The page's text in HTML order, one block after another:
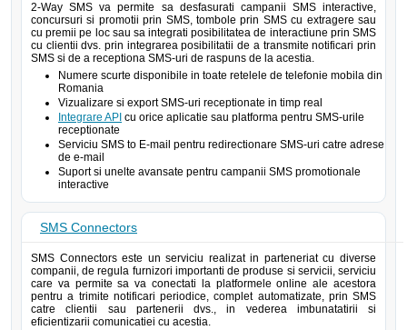
2-Way SMS va permite sa desfasurati campanii SMS interactive,
concursuri si promotii prin SMS, tombole prin SMS cu extragere sau
cu premii pe loc sau sa integrati posibilitatea de interactiune prin SMS
cu clientii dvs. prin integrarea posibilitatii de a transmite notificari prin
SMS si de a receptiona SMS-uri de raspuns de la acestia.
Numere scurte disponibile in toate retelele de telefonie mobila din
Romania
Vizualizare si export SMS-uri receptionate in timp real
Integrare API cu orice aplicatie sau platforma pentru SMS-urile
receptionate
Serviciu SMS to E-mail pentru redirectionare SMS-uri catre adrese
de e-mail
Suport si unelte avansate pentru campanii SMS promotionale
interactive
SMS Connectors
SMS Connectors este un serviciu realizat in parteneriat cu diverse
companii, de regula furnizori importanti de produse si servicii, serviciu
care va permite sa va conectati la platformele online ale acestora
pentru a trimite notificari periodice, complet automatizate, prin SMS
catre clientii sau partenerii dvs., in vederea imbunatatirii si
eficientizarii comunicatiei cu acestia.